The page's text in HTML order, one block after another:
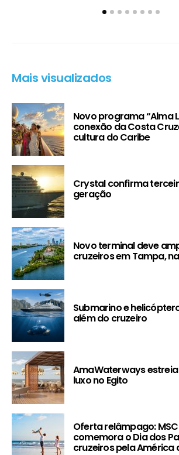
Mais visualizados
Novo programa “Alma
conexão da Costa
cultura do Caribe
Crystal confirma
geração
Novo terminal deve
cruzeiros em Tampa,
Submarino e
além do cruzeiro
AmaWaterways
luxo no Egito
Oferta relâmpago:
comemora o Dia dos
cruzeiros pela América